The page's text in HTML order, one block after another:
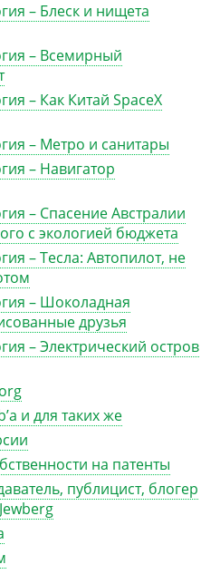
– Блеск и нищета
– Всемирный
– Как Китай SpaceX
– Метро и санитары
– Навигатор
– Спасение Австралии
с экологией бюджета
– Тесла: Автопилот, не
– Шоколадная
друзья
– Электрический остров
и для таких же
на патенты
публицист, блогер